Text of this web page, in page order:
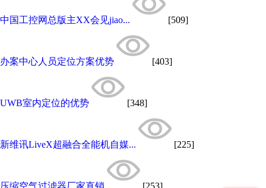
中国工控网总版主XX会见jiao... [509]
办案中心人员定位方案优势 [403]
UWB室内定位的优势 [348]
新维讯LiveX超融合全能机自媒... [225]
压缩空气过滤器厂家直销 [253]